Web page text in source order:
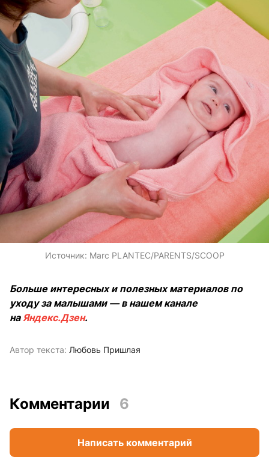
Источник: Marc PLANTEC/PARENTS/SCOOP
Больше интересных и полезных материалов по
уходу за малышами — в нашем канале
на Яндекс.Дзен.
Автор текста: Любовь Пришлая
Комментарии 6
Написать комментарий